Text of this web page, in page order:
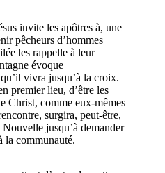
invite les apôtres à, une
pêcheurs d’hommes
les rappelle à leur
évoque
vivra jusqu’à la croix.
premier lieu, d’être les
Christ, comme eux-mêmes
surgira, peut-être,
jusqu’à demander
la communauté.